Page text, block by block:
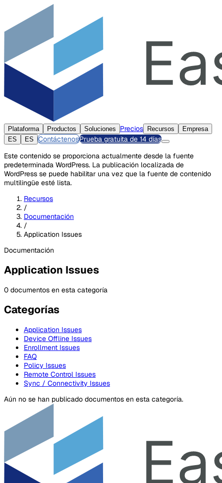
Plataforma Productos Soluciones Precios Recursos
Empresa
ES
ES ContáctenosPrueba gratuita de 14 días
Este contenido se proporciona actualmente desde la fuente
predeterminada WordPress. La publicación localizada de
WordPress se puede habilitar una vez que la fuente de contenido
multilingüe esté lista.
Recursos
/
Documentación
/
Application Issues
Documentación
Application Issues
0 documentos en esta categoría
Categorías
Application Issues
Device Offline Issues
Enrollment Issues
FAQ
Policy Issues
Remote Control Issues
Sync / Connectivity Issues
Aún no se han publicado documentos en esta categoría.